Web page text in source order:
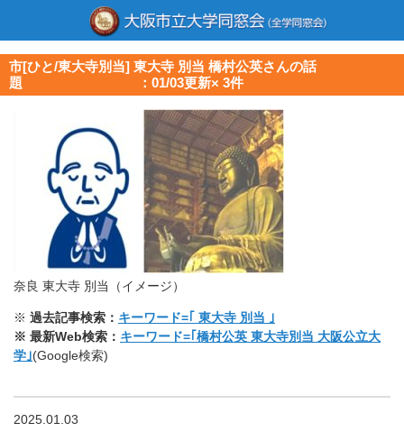
市[ひと/東大寺別当] 東大寺 別当 橋村公英さんの話
題 ：01/03更新× 3件
奈良 東大寺 別当（イメージ）
※ 過去記事検索： キーワード=｢ 東大寺 別当 ｣
※ 最新Web検索： キーワード=｢橋村公英 東大寺別当 大阪公立大
学｣(Google検索)
2025.01.03